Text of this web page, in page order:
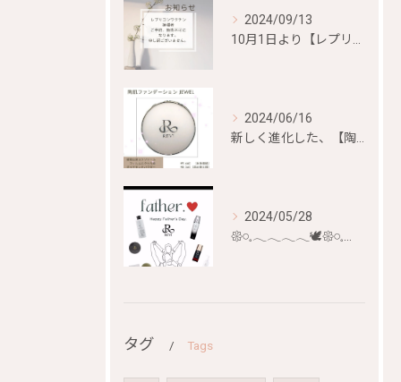
2024/09/13
2024/06/16
2024/05/28
タグ Tags